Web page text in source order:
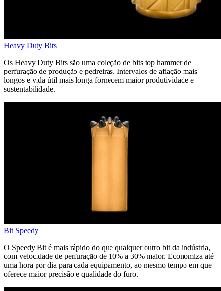
Heavy Duty Bits
Os Heavy Duty Bits são uma coleção de bits top hammer de
perfuração de produção e pedreiras. Intervalos de afiação mais
longos e vida útil mais longa fornecem maior produtividade e
sustentabilidade.
Bit Speedy
O Speedy Bit é mais rápido do que qualquer outro bit da indústria,
com velocidade de perfuração de 10% a 30% maior. Economiza até
uma hora por dia para cada equipamento, ao mesmo tempo em que
oferece maior precisão e qualidade do furo.